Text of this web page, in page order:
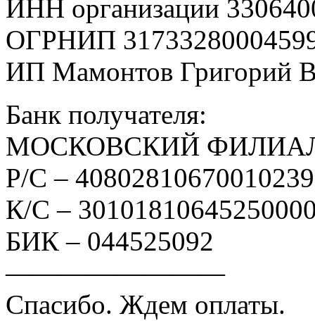
ИНН организации
ОГРНИП
ИП Мамонтов Григорий
Банк получателя:
МОСКОВСКИЙ
Р/С –
К/С –
БИК – 044525092
————————
Спасибо. Ждем оплаты.